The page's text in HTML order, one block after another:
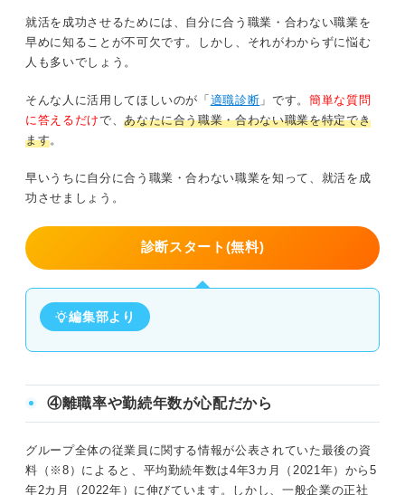
就活を成功させるためには、自分に合う職業・合わない職業を
早めに知ることが不可欠です。しかし、それがわからずに悩む
人も多いでしょう。
そんな人に活用してほしいのが「適職診断 」です。 簡単な質問
に答えるだけで、あなたに合う職業・合わない職業を特定でき
ます。
早いうちに自分に合う職業・合わない職業を知って、就活を成
功させましょう。
診断スタート(無料)
編集部より
④離職率や勤続年数が心配だから
グループ全体の従業員に関する情報が公表されていた最後の資
料（※8）によると、平均勤続年数は4年3カ月（2021年）から5
年2カ月（2022年）に伸びています。しかし、一般企業の正社